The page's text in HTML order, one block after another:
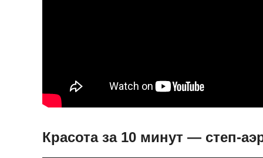
Красота за 10 минут — степ-